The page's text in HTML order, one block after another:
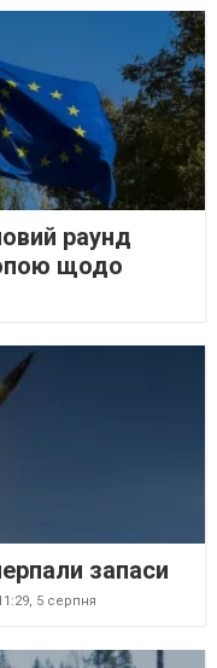
раунд
щодо
запаси
5 серпня